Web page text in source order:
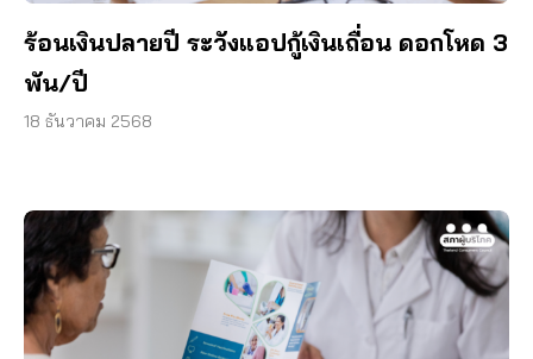
ร้อนเงินปลายปี ระวังแอปกู้เงินเถื่อน ดอกโหด 3
พัน/ปี
18 ธันวาคม 2568